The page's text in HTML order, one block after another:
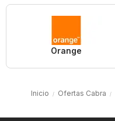
Orange
Inicio Ofertas Cabra